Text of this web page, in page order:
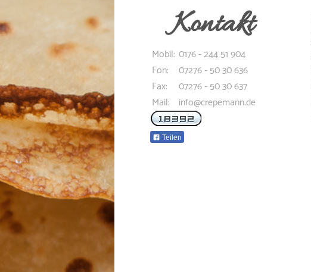
Kontakt
Mobil: 0176 - 244 51 904
Fon:
07276 - 50 30 636
Fax:
07276 - 50 30 637
Mail:
info@crepemann.de
Teilen